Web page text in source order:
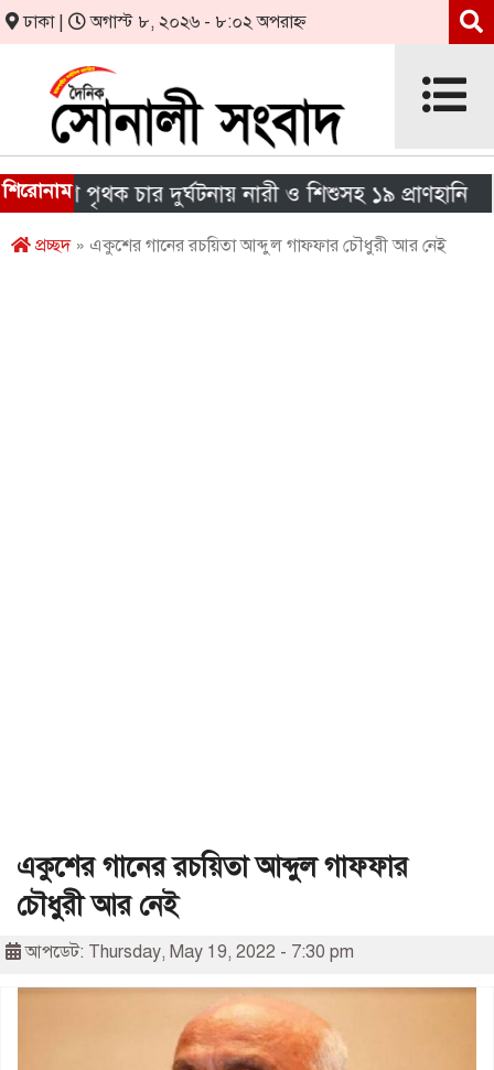
ঢাকা | অগাস্ট ৮, ২০২৬ - ৮:০২ অপরাহ্ন
শিরোনাম
পৃথক চার দুর্ঘটনায় নারী ও শিশুসহ ১৯ প্রাণহানি
প্রচ্ছদ» একুশের গানের রচয়িতা আব্দুল গাফফার চৌধুরী আর নেই
একুশের গানের রচয়িতা আব্দুল গাফফার
চৌধুরী আর নেই
আপডেট: Thursday, May 19, 2022 - 7:30 pm